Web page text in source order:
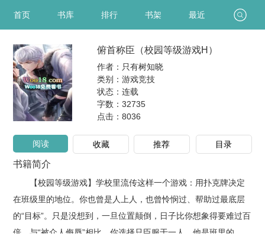
首页 书库 排行 书架 最近
俯首称臣（校园等级游戏H）
作者：只有树知晓
类别：游戏竞技
状态：连载
字数：32735
点击： 8036
阅读 收藏 推荐 目录
书籍简介
【校园等级游戏】学校里流传这样一个游戏：用扑克牌决定
在班级里的地位。你也曾是人上人，也曾怜悯过、帮助过最底层
的“目标”。只是没想到，一旦位置颠倒，日子比你想象得要难过百
倍。与“被众人侮辱”相比，你选择只臣服于一人。他是班里的